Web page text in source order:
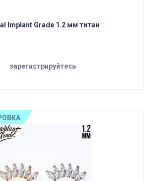
Implant Grade 1.2 мм титан
зарегистрируйтесь